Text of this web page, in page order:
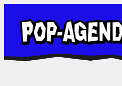
naar
inhoud